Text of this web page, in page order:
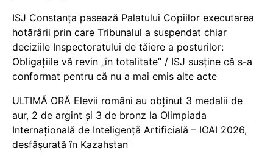
ISJ Constanța pasează Palatului Copiilor executarea
hotărârii prin care Tribunalul a suspendat chiar
deciziile Inspectoratului de tăiere a posturilor:
Obligațiile vă revin „în totalitate” / ISJ susține că s-a
conformat pentru că nu a mai emis alte acte
ULTIMĂ ORĂ Elevii români au obținut 3 medalii de
aur, 2 de argint și 3 de bronz la Olimpiada
Internațională de Inteligență Artificială – IOAI 2026,
desfășurată în Kazahstan